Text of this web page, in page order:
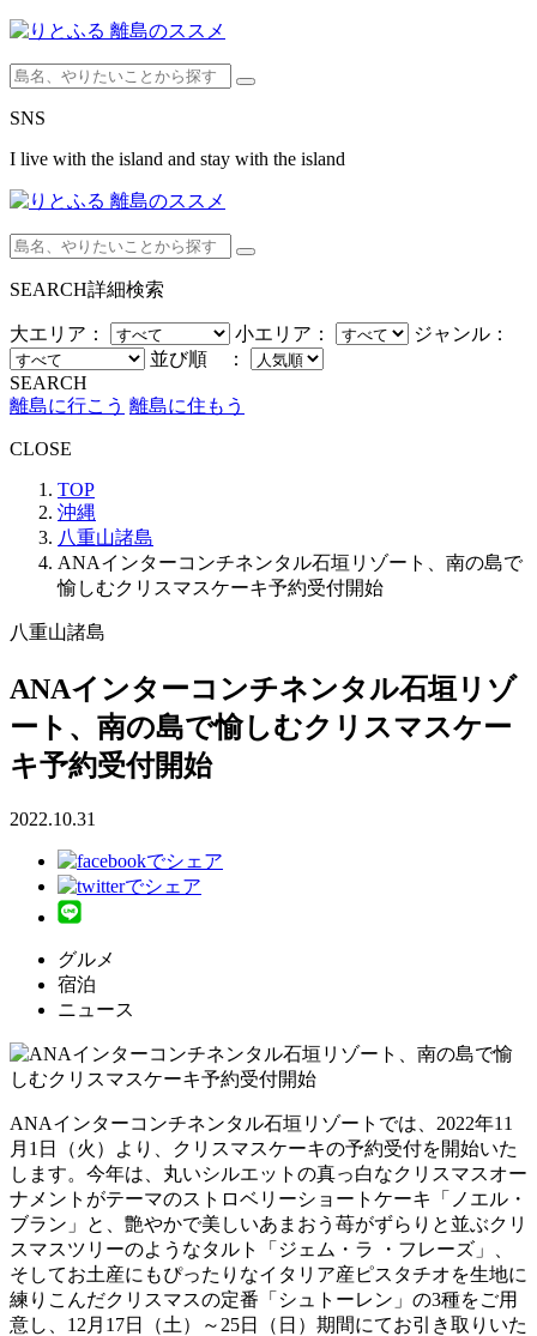
SNS
I live with the island and stay with the island
SEARCH詳細検索
大エリア： 小エリア：
ジャンル：
並び順 ：
SEARCH
離島に行こう 離島に住もう
CLOSE
TOP
沖縄
八重山諸島
ANAインターコンチネンタル石垣リゾート、南の島で
愉しむクリスマスケーキ予約受付開始
八重山諸島
ANAインターコンチネンタル石垣リゾ
ート、南の島で愉しむクリスマスケー
キ予約受付開始
2022.10.31
グルメ
宿泊
ニュース
ANAインターコンチネンタル石垣リゾートでは、2022年11
月1日（火）より、クリスマスケーキの予約受付を開始いた
します。今年は、丸いシルエットの真っ白なクリスマスオー
ナメントがテーマのストロベリーショートケーキ「ノエル・
ブラン」と、艶やかで美しいあまおう苺がずらりと並ぶクリ
スマスツリーのようなタルト「ジェム・ラ ・フレーズ」、
そしてお土産にもぴったりなイタリア産ピスタチオを生地に
練りこんだクリスマスの定番「シュトーレン」の3種をご用
意し、12月17日（土）～25日（日）期間にてお引き取りいた